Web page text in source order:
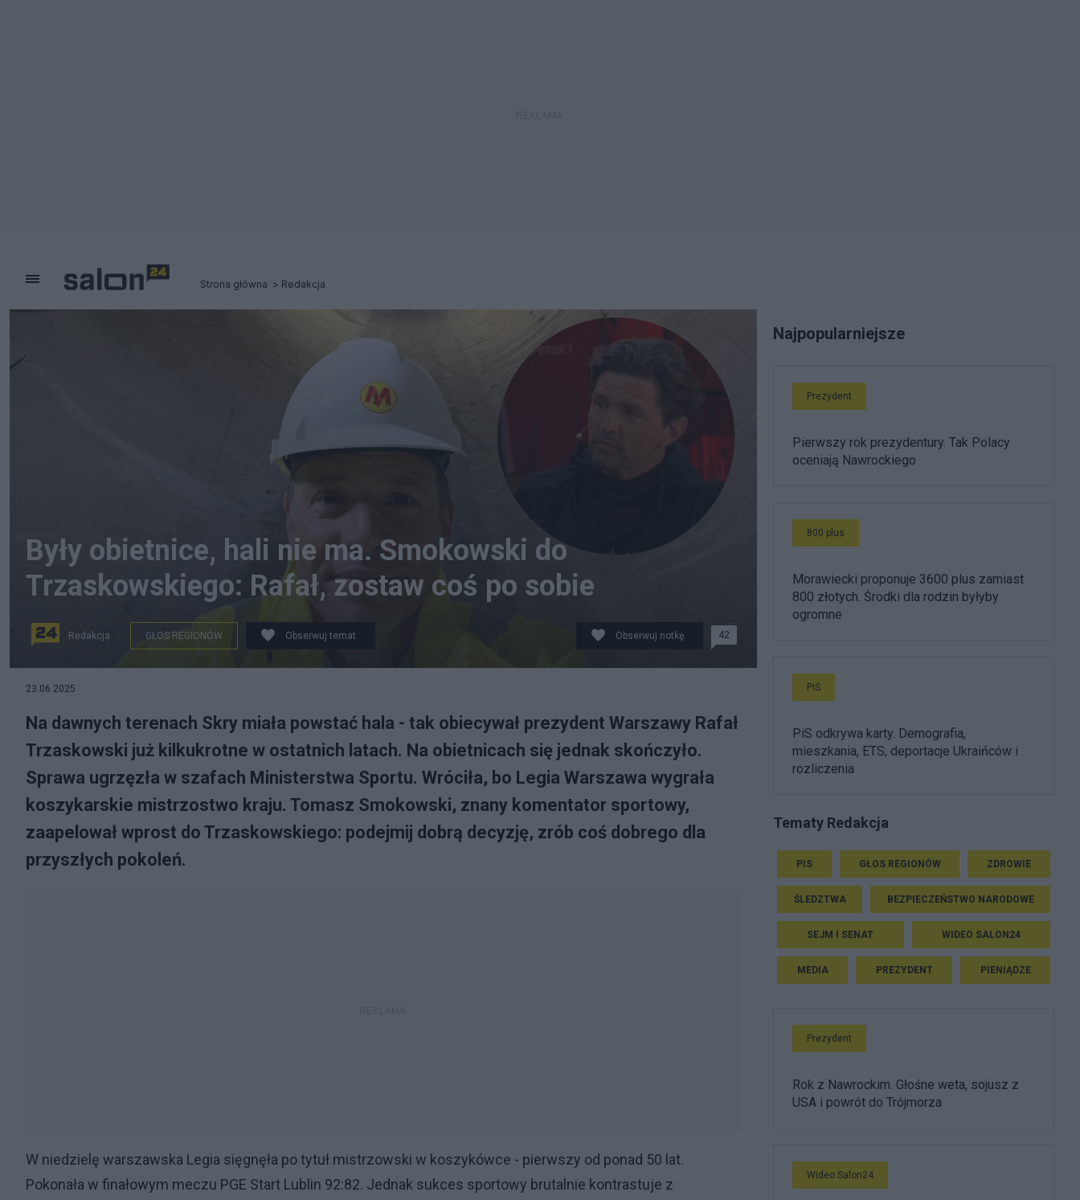
Strona główna Redakcja
Były obietnice, hali nie ma. Smokowski do
Trzaskowskiego: Rafał, zostaw coś po sobie
Redakcja GŁOS REGIONÓW Obserwuj temat Obserwuj notkę 42
23.06.2025
Na dawnych terenach Skry miała powstać hala - tak obiecywał prezydent Warszawy Rafał
Trzaskowski już kilkukrotne w ostatnich latach. Na obietnicach się jednak skończyło.
Sprawa ugrzęzła w szafach Ministerstwa Sportu. Wróciła, bo Legia Warszawa wygrała
koszykarskie mistrzostwo kraju. Tomasz Smokowski, znany komentator sportowy,
zaapelował wprost do Trzaskowskiego: podejmij dobrą decyzję, zrób coś dobrego dla
przyszłych pokoleń.
W niedzielę warszawska Legia sięgnęła po tytuł mistrzowski w koszykówce - pierwszy od ponad 50 lat.
Pokonała w finałowym meczu PGE Start Lublin 92:82. Jednak sukces sportowy brutalnie kontrastuje z
Najpopularniejsze
Prezydent
Pierwszy rok prezydentury. Tak Polacy
oceniają Nawrockiego
800 plus
Morawiecki proponuje 3600 plus zamiast
800 złotych. Środki dla rodzin byłyby
ogromne
PiS
PiS odkrywa karty. Demografia,
mieszkania, ETS, deportacje Ukraińców i
rozliczenia
Tematy Redakcja
PIS GŁOS REGIONÓW ZDROWIE
ŚLEDZTWA BEZPIECZEŃSTWO NARODOWE
SEJM I SENAT WIDEO SALON24
MEDIA PREZYDENT PIENIĄDZE
Prezydent
Rok z Nawrockim. Głośne weta, sojusz z
USA i powrót do Trójmorza
Wideo Salon24